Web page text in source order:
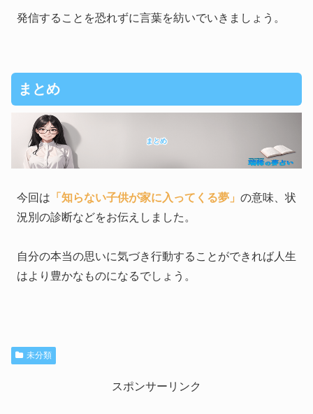
発信することを恐れずに言葉を紡いでいきましょう。
まとめ
まとめ
今回は 「知らない子供が家に入ってくる夢」 の意味、状
況別の診断などをお伝えしました。
自分の本当の思いに気づき行動することができれば人生
はより豊かなものになるでしょう。
未分類
スポンサーリンク